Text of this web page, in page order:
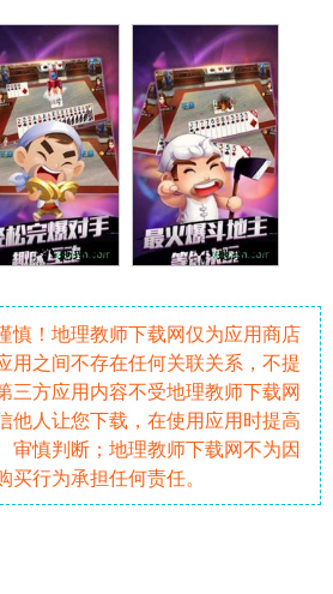
慎！地理教师下载网仅为应用商店
用之间不存在任何关联关系，不提
三方应用内容不受地理教师下载网
他人让您下载，在使用应用时提高
审慎判断；地理教师下载网不为因
行为承担任何责任。